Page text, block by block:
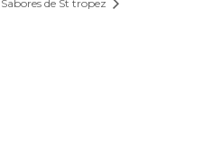
Sabores de St tropez